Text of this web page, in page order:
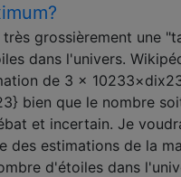
très grossièrement une
dans l'univers.
de 3 ×
bien que le nombre
et incertain. Je
des estimations de la
d'étoiles dans